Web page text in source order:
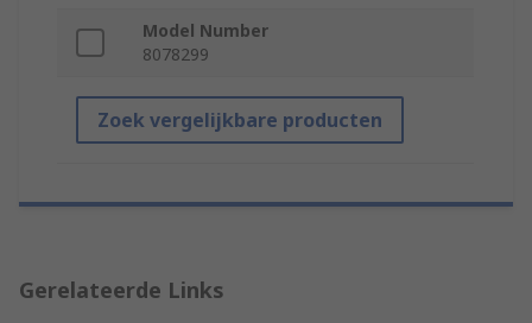
Model Number
8078299
Zoek vergelijkbare producten
Gerelateerde Links